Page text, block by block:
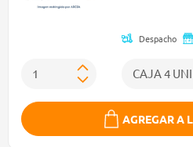
Despacho
AGREGAR A